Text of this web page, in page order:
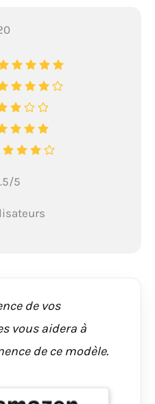
5
de vos
vous aidera à
de ce modèle.